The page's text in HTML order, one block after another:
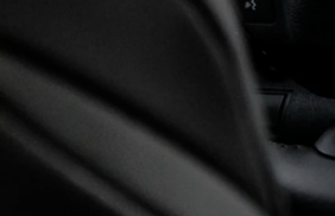
Od
Corolla Hatchback